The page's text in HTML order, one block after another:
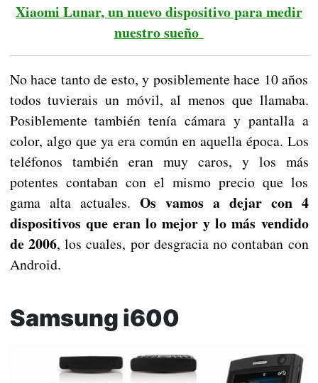
Xiaomi Lunar, un nuevo dispositivo para medir
nuestro sueño
No hace tanto de esto, y posiblemente hace 10 años
todos tuvierais un móvil, al menos que llamaba.
Posiblemente también tenía cámara y pantalla a
color, algo que ya era común en aquella época. Los
teléfonos también eran muy caros, y los más
potentes contaban con el mismo precio que los
gama alta actuales. Os vamos a dejar con 4
dispositivos que eran lo mejor y lo más vendido
de 2006, los cuales, por desgracia no contaban con
Android.
Samsung i600